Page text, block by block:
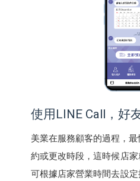
使用LINE Call，好
美業在服務顧客的過程，
約或更改時段，這時候店家
可根據店家營業時間去設